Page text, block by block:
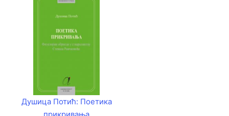
Душица Потић: Поетика